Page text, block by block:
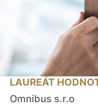
LAUREÁT
Omnibus s.r.o